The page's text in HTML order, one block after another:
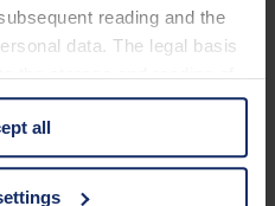
reading and the
data. The legal basis
the storage and reading of
TDDDG and with regard to
Art. 6 para. 1 lit. a
from third-party providers.
under "Details". In these
all
– Anleitung mit Bild